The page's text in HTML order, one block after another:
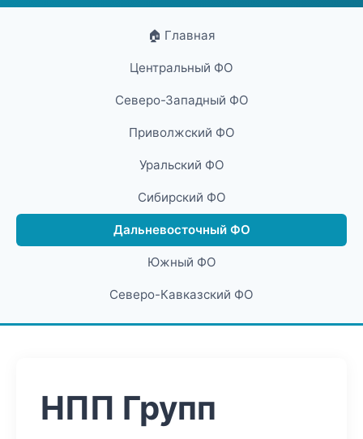
🏠 Главная
Центральный ФО
Северо-Западный ФО
Приволжский ФО
Уральский ФО
Сибирский ФО
Дальневосточный ФО
Южный ФО
Северо-Кавказский ФО
НПП Групп